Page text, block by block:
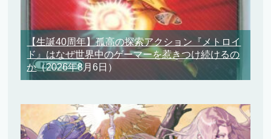
【生誕40周年】孤高の探索アクション『メトロイ
ド』はなぜ世界中のゲーマーを惹きつけ続けるの
か（2026年8月6日）